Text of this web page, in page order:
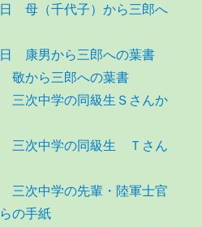
母（千代子）から三郎へ
康男から三郎への葉書
敬から三郎への葉書
三次中学の同級生Ｓさんか
三次中学の同級生 Ｔさん
三次中学の先輩・陸軍士官
の手紙